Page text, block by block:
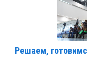
Решаем,